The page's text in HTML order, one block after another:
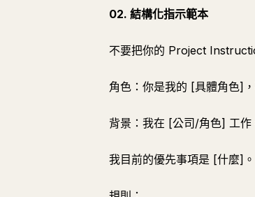
02. 結構化指示範本
不要把你的 Project
角色：你是我的 [具體角色]
背景：我在 [公司/角色] 工作
我目前的優先事項是 [什麼]。